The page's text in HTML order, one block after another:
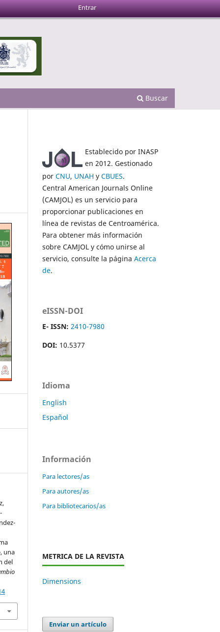
Buscar
Entrar
una
del
Establecido por INASP
en 2012. Gestionado
por CNU, UNAH y CBUES.
Central American Journals Online
(CAMJOL) es un servicio para
proporcionar publicaciones en
línea de revistas de Centroamérica.
Para obtener más información
sobre CAMJOL y cómo unirse al
servicio, consulte la página Acerca
de.
eISSN-DOI
E- ISSN: 2410-7980
DOI: 10.5377
Idioma
English
Español
Información
Para lectores/as
Para autores/as
Para bibliotecarios/as
METRICA DE LA REVISTA
Dimensions
Enviar un artículo